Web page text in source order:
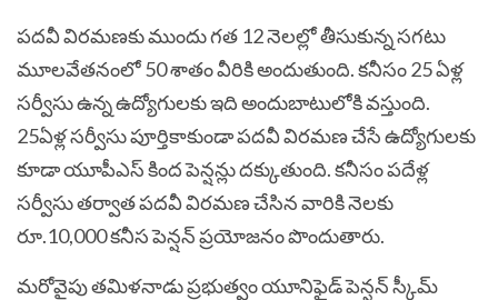
పదవీ విరమణకు ముందు గత 12 నెలల్లో తీసుకున్న సగటు
మూలవేతనంలో 50 శాతం వీరికి అందుతుంది. కనీసం 25 ఏళ్ల
సర్వీసు ఉన్న ఉద్యోగులకు ఇది అందుబాటులోకి వస్తుంది.
25ఏళ్ల సర్వీసు పూర్తికాకుండా పదవీ విరమణ చేసే ఉద్యోగులకు
కూడా యూపీఎస్ కింద పెన్షన్లు దక్కుతుంది. కనీసం పదేళ్ల
సర్వీసు తర్వాత పదవీ విరమణ చేసిన వారికి నెలకు
రూ.10,000 కనీస పెన్షన్ ప్రయోజనం పొందుతారు.
మరోవైపు తమిళనాడు ప్రభుత్వం యూనిఫైడ్ పెన్షన్ స్కీమ్‌